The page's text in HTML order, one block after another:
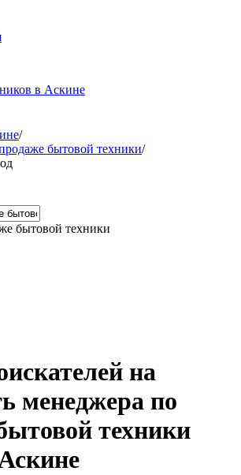
в Аскине
/
бытовой техники/
бытовой техники
на
менеджера по
техники